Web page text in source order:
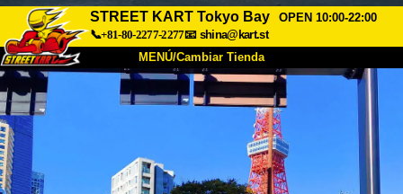
STREET KART Tokyo Bay
OPEN 10:00-22:00
📞+81-80-2277-2277📧 shina@kart.st
MENÚ/Cambiar Tienda
INICIO
Preguntas Frecuentes
Empresa Reservas